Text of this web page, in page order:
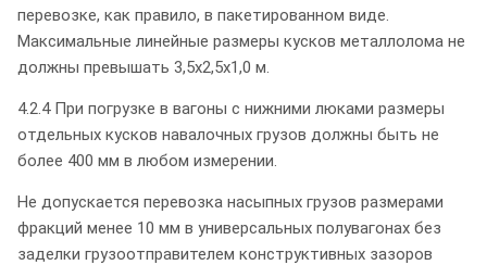
перевозке, как правило, в пакетированном виде.
Максимальные линейные размеры кусков металлолома не
должны превышать 3,5х2,5х1,0 м.
4.2.4 При погрузке в вагоны с нижними люками размеры
отдельных кусков навалочных грузов должны быть не
более 400 мм в любом измерении.
Не допускается перевозка насыпных грузов размерами
фракций менее 10 мм в универсальных полувагонах без
заделки грузоотправителем конструктивных зазоров